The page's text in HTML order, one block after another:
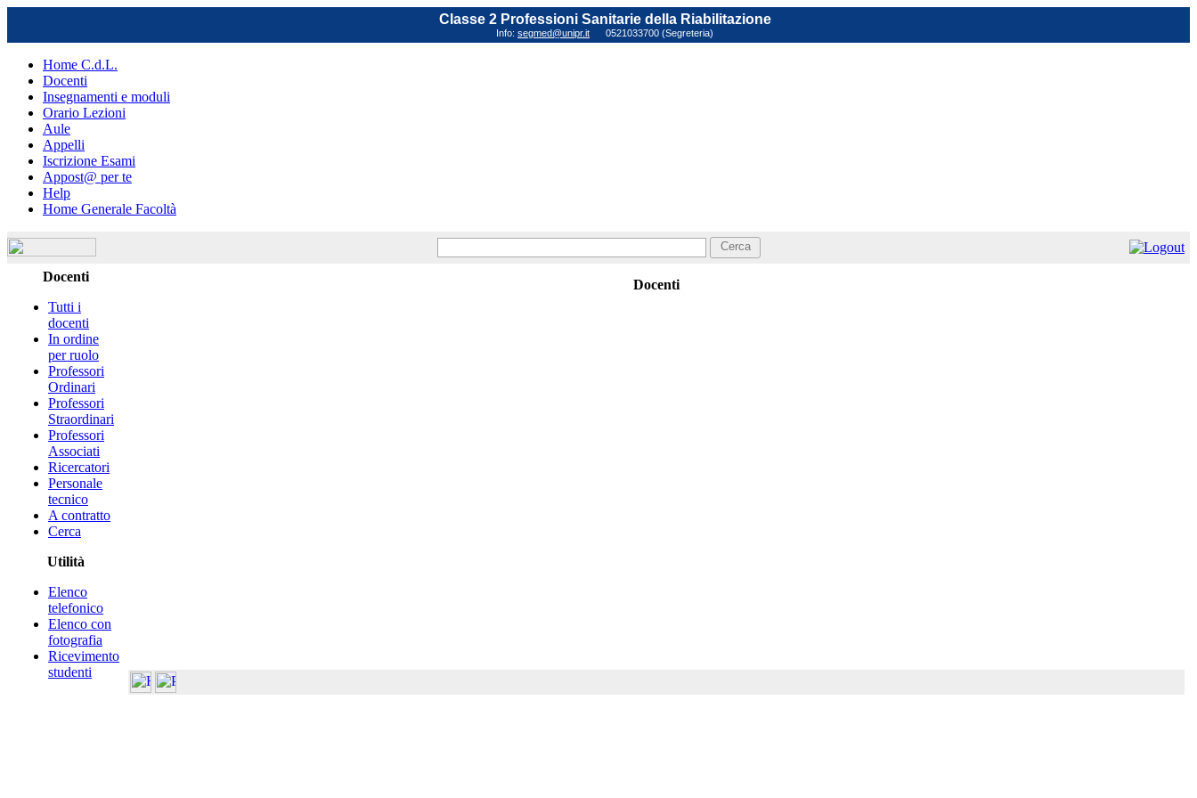
Classe 2 Professioni Sanitarie della Riabilitazione
Info: segmed@unipr.it 0521033700 (Segreteria)
Home C.d.L.
Docenti
Insegnamenti e moduli
Orario Lezioni
Aule
Appelli
Iscrizione Esami
Appost@ per te
Help
Home Generale Facoltà
Cerca
Docenti
Tutti i
docenti
In ordine
per ruolo
Professori
Ordinari
Professori
Straordinari
Professori
Associati
Ricercatori
Personale
tecnico
A contratto
Cerca
Utilità
Elenco
telefonico
Elenco con
fotografia
Ricevimento
studenti
Docenti